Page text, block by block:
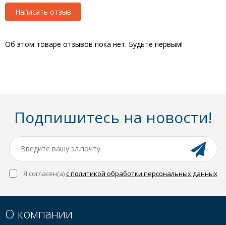
Написать отзыв
Об этом товаре отзывов пока нет. Будьте первым!
Подпишитесь на новости!
Я согласен(a)с политикой обработки персональных данных
О компании